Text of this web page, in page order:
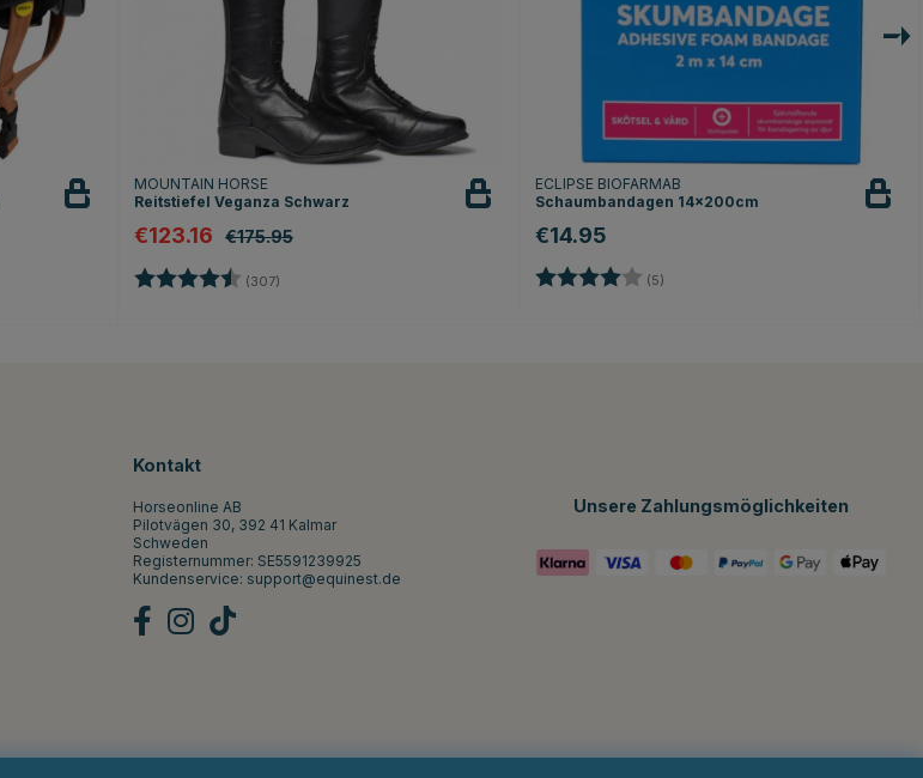
MOUNTAIN HORSE
Reitstiefel Veganza Schwarz
€123.16 €175.95
Bewertung: (307)
ECLIPSE BIOFARMAB
Schaumbandagen 14x200cm
€14.95
Bewertung: (5)
Kontakt
Horseonline AB
Pilotvägen 30, 392 41 Kalmar
Schweden
Registernummer: SE5591239925
Kundenservice: support@equinest.de
Unsere Zahlungsmöglichkeiten